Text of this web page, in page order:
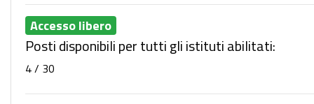
Accesso libero
Posti disponibili per tutti gli istituti abilitati:
4 / 30